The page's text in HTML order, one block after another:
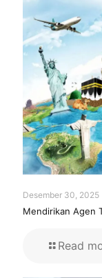
Desember 30, 2025
Mendirikan Agen
Read